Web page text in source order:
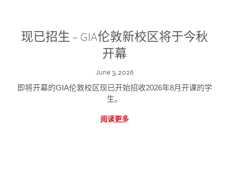
现已招生 – GIA伦敦新校区将于今秋
开幕
June 3, 2026
即将开幕的GIA伦敦校区现已开始招收2026年8月开课的学
生。
阅读更多